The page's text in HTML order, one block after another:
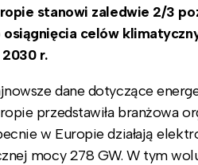
stanowi zaledwie 2/3
osiągnięcia celów
2030 r.
dane dotyczące
przedstawiła branżowa
w Europie działają
mocy 278 GW. W tym